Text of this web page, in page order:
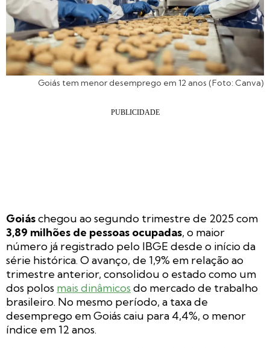
Goiás tem menor desemprego em 12 anos (Foto: Canva)
Goiáschegou ao segundo trimestre de 2025 com
3,89 milhões de pessoas ocupadas, o maior
número já registrado pelo IBGE desde o início da
série histórica. O avanço, de 1,9% em relação ao
trimestre anterior, consolidou o estado como um
dos polos mais dinâmicos do mercado de trabalho
brasileiro. No mesmo período, a taxa de
desemprego em Goiás caiu para 4,4%, o menor
índice em 12 anos.